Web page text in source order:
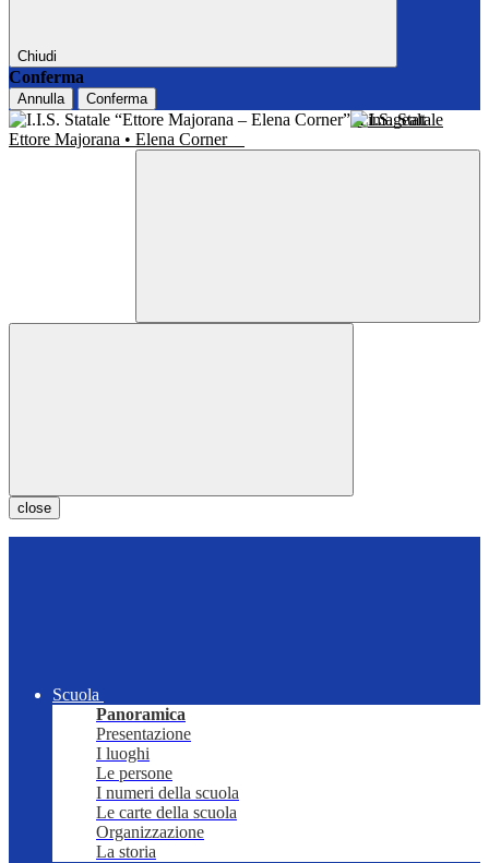
Chiudi
Conferma
Annulla Conferma
I.I.S. Statale
Ettore Majorana • Elena Corner
close
Scuola
Panoramica
Presentazione
I luoghi
Le persone
I numeri della scuola
Le carte della scuola
Organizzazione
La storia